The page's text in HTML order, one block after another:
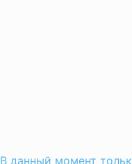
В данный момент